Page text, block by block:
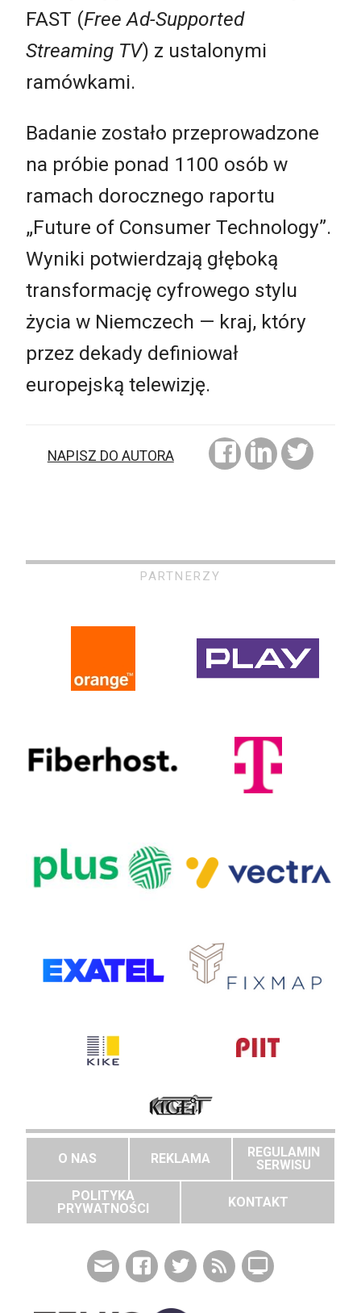
FAST (Free Ad-Supported
Streaming TV) z ustalonymi
ramówkami.
Badanie zostało przeprowadzone
na próbie ponad 1100 osób w
ramach dorocznego raportu
„Future of Consumer Technology”.
Wyniki potwierdzają głęboką
transformację cyfrowego stylu
życia w Niemczech — kraj, który
przez dekady definiował
europejską telewizję.
NAPISZ DO AUTORA
PARTNERZY
O NAS REKLAMA
REGULAMIN
SERWISU
POLITYKA
PRYWATNOŚCI
KONTAKT